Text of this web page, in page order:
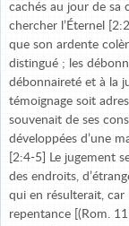
cachés au jour de sa
chercher l’Éternel
que son ardente
distingué ; les
débonnaireté et à la
témoignage soit
souvenait de ses
développées d’une
[2:4-5] Le jugement
des endroits,
qui en résulterait, car
repentance [(Rom.